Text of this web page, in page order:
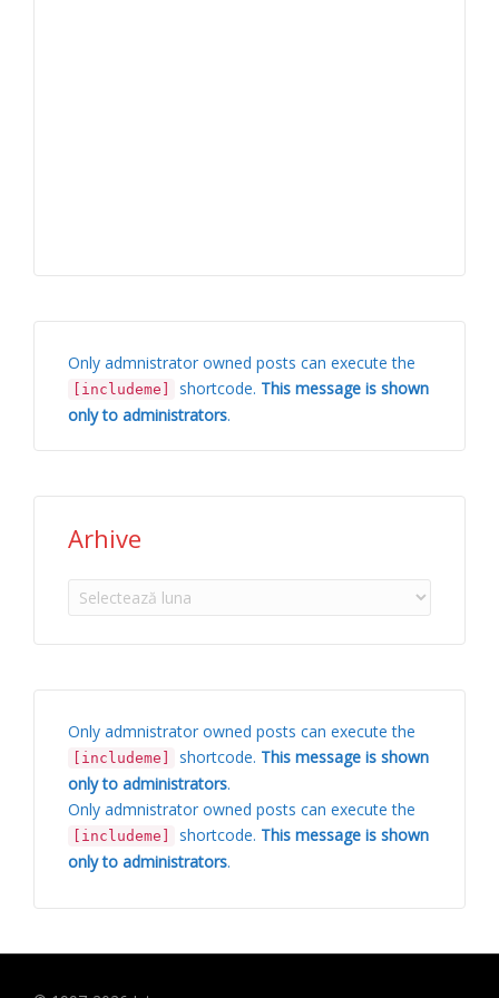
Only admnistrator owned posts can execute the
[includeme] shortcode. This message is shown
only to administrators.
Arhive
Arhive
Only admnistrator owned posts can execute the
[includeme] shortcode. This message is shown
only to administrators.
Only admnistrator owned posts can execute the
[includeme] shortcode. This message is shown
only to administrators.